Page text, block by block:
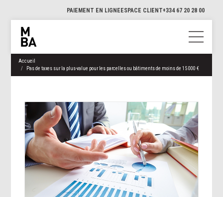
PAIEMENT EN LIGNEESPACE CLIENT+334 67 20 28 00
Accueil
Pas de taxes sur la plus-value pour les parcelles ou bâtiments de moins de 15 000 €